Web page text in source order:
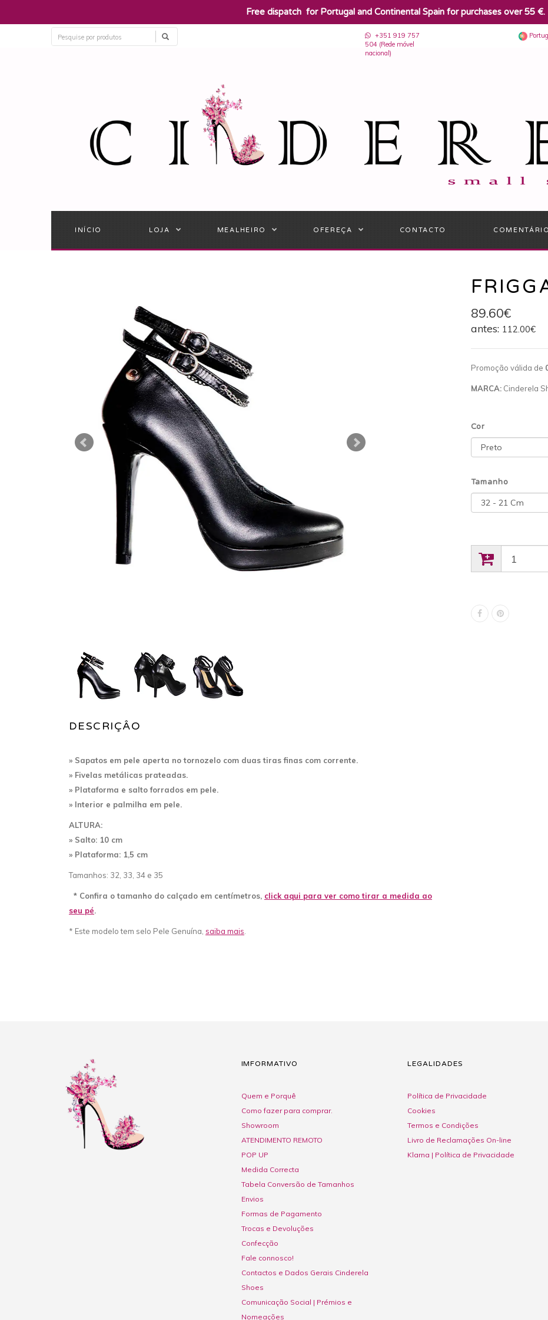
​Free dispatch for Portugal and Continental Spain for purchases over 55 €.
+351 919 757
504 (Rede móvel
nacional)
INÍCIO LOJA MEALHEIRO OFEREÇA CONTACTO
DESCRIÇÂO
» Sapatos em pele aperta no tornozelo com duas tiras finas com corrente.
» Fivelas metálicas prateadas.
» Plataforma e salto forrados em pele.
» Interior e palmilha em pele.
ALTURA:
» Salto: 10 cm
» Plataforma: 1,5 cm
Tamanhos: 32, 33, 34 e 35
* Confira o tamanho do calçado em centímetros, click aqui para ver como tirar a medida ao
seu pé.
* Este modelo tem selo Pele Genuína, saiba mais.
89.60€
antes: 112.00€
Promoção válida de
MARCA:Cinderela
Cor
Tamanho
IMFORMATIVO
Quem e Porquê
Como fazer para comprar.
Showroom
ATENDIMENTO REMOTO
POP UP
Medida Correcta
Tabela Conversão de Tamanhos
Envios
Formas de Pagamento
Trocas e Devoluções
Confecção
Fale connosco!
Contactos e Dados Gerais Cinderela
Shoes
Comunicação Social | Prémios e
Nomeações
LEGALIDADES
Política de Privacidade
Cookies
Termos e Condições
Livro de Reclamações On-line
Klarna | Política de Privacidade